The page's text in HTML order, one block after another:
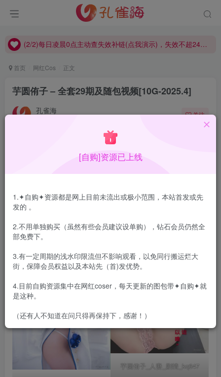
(2/2)每日凌晨0点主动查失效补链(点我演示)，失效不超24小时，
(2/2)每日凌晨0点主动查失效补链(点我演示)，失效不超24小时，
首页 网红Cos 正文
芋圆侑子 – 全套29期及随包视频[10G-2025.4]
孔雀海 关注
芋圆侑子，成名作：人妻围裙，本身肤白貌美有个性，当然
最重要是经营自己得有想法。
芋圆侑子_人妻_剧情_kq647
[自购]资源已上线
1.✦自购✦资源都是网上目前未流出或极小范围，本站首发或先
发的 。
2.不用单独购买（虽然有些会员建议设单购），钻石会员仍然全
部免费下。
3.有一定周期的浅水印限流但不影响观看，以免同行搬运烂大
街，保障会员权益以及本站先（首)发优势。
4.目前自购资源集中在网红coser，每天更新的图包带✦自购✦就
是这种。
（还有人不知道在问只得再保持下，感谢！）